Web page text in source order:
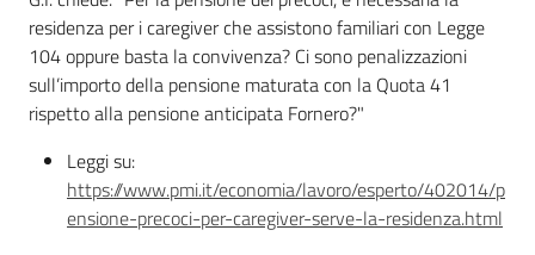
residenza per i caregiver che assistono familiari con Legge
104 oppure basta la convivenza? Ci sono penalizzazioni
sull’importo della pensione maturata con la Quota 41
rispetto alla pensione anticipata Fornero?"
Leggi su:
https://www.pmi.it/economia/lavoro/esperto/402014/p
ensione-precoci-per-caregiver-serve-la-residenza.html